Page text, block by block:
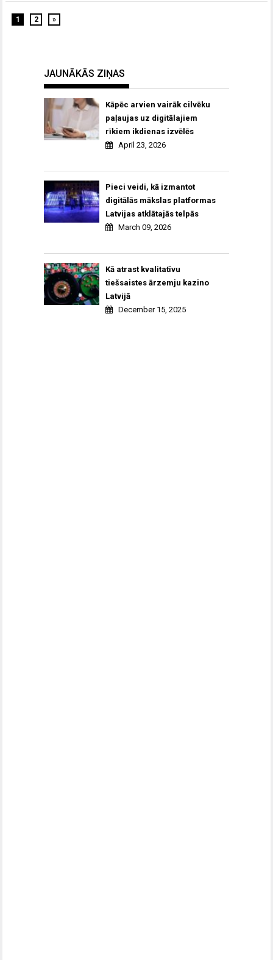
1 2 »
JAUNĀKĀS ZIŅAS
Kāpēc arvien vairāk cilvēku
paļaujas uz digitālajiem
rīkiem ikdienas izvēlēs
April 23, 2026
Pieci veidi, kā izmantot
digitālās mākslas platformas
Latvijas atklātajās telpās
March 09, 2026
Kā atrast kvalitatīvu
tiešsaistes ārzemju kazino
Latvijā
December 15, 2025